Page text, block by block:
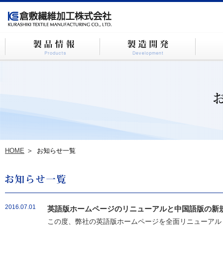
HOME お知らせ一覧
2016.07.01 英語版ホームページのリニューアルと中国語版の新
この度、弊社の英語版ホームページを全面リニューア